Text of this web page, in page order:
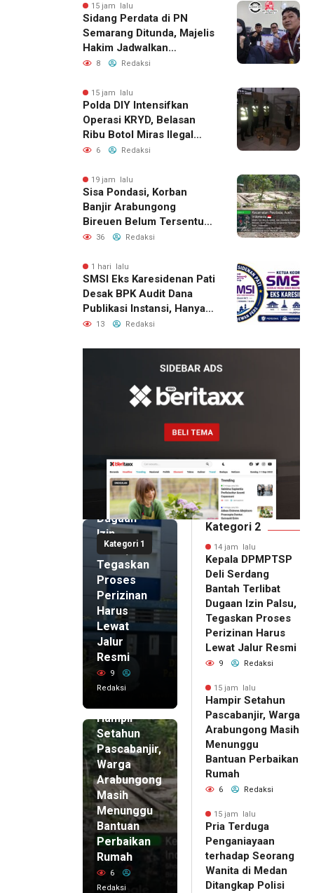
15 jam lalu
Sidang Perdata di PN
Semarang Ditunda, Majelis
Hakim Jadwalkan
Pemanggilan Ulang BPR
8 Redaksi
15 jam lalu
Polda DIY Intensifkan
Operasi KRYD, Belasan
Ribu Botol Miras Ilegal
Berhasil Diamankan
6 Redaksi
19 jam lalu
Sisa Pondasi, Korban
Banjir Arabungong
Bireuen Belum Tersentuh
Bantuan Pascabencana
36 Redaksi
1 hari lalu
SMSI Eks Karesidenan Pati
Desak BPK Audit Dana
Publikasi Instansi, Hanya
untuk Perusahaan Pers
13 Redaksi
Kategori 1
Deli
Serdang
Bantah
Terlibat
Dugaan
Izin
Palsu,
Tegaskan
Proses
Perizinan
Harus
Lewat
Jalur
Resmi
9
Redaksi
Hampir
Setahun
Pascabanjir,
Warga
Arabungong
Masih
Menunggu
Bantuan
Perbaikan
Rumah
6
Redaksi
Kategori 2
14 jam lalu
Kepala DPMPTSP
Deli Serdang
Bantah Terlibat
Dugaan Izin Palsu,
Tegaskan Proses
Perizinan Harus
Lewat Jalur Resmi
9 Redaksi
15 jam lalu
Hampir Setahun
Pascabanjir, Warga
Arabungong Masih
Menunggu
Bantuan Perbaikan
Rumah
6 Redaksi
15 jam lalu
Pria Terduga
Penganiayaan
terhadap Seorang
Wanita di Medan
Ditangkap Polisi